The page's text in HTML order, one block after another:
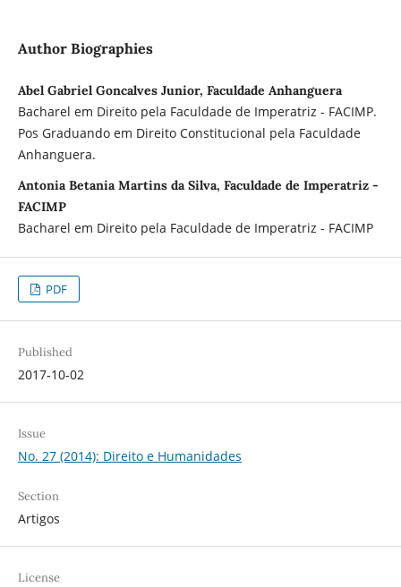
Author Biographies
Abel Gabriel Goncalves Junior, Faculdade Anhanguera
Bacharel em Direito pela Faculdade de Imperatriz - FACIMP.
Pos Graduando em Direito Constitucional pela Faculdade
Anhanguera.
Antonia Betania Martins da Silva, Faculdade de Imperatriz -
FACIMP
Bacharel em Direito pela Faculdade de Imperatriz - FACIMP
PDF
Published
2017-10-02
Issue
No. 27 (2014): Direito e Humanidades
Section
Artigos
License